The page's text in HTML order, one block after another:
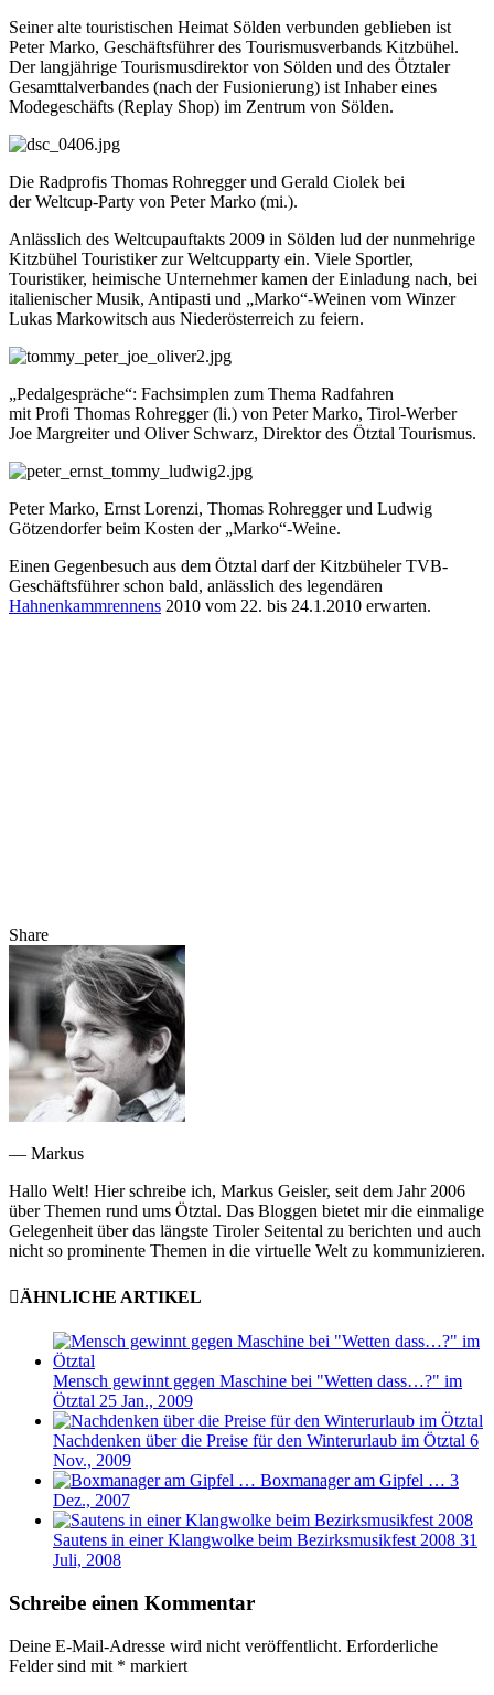
Seiner alte touristischen Heimat Sölden verbunden geblieben ist
Peter Marko, Geschäftsführer des Tourismusverbands Kitzbühel.
Der langjährige Tourismusdirektor von Sölden und des Ötztaler
Gesamttalverbandes (nach der Fusionierung) ist Inhaber eines
Modegeschäfts (Replay Shop) im Zentrum von Sölden.
Die Radprofis Thomas Rohregger und Gerald Ciolek bei
der Weltcup-Party von Peter Marko (mi.).
Anlässlich des Weltcupauftakts 2009 in Sölden lud der nunmehrige
Kitzbühel Touristiker zur Weltcupparty ein. Viele Sportler,
Touristiker, heimische Unternehmer kamen der Einladung nach, bei
italienischer Musik, Antipasti und „Marko“-Weinen vom Winzer
Lukas Markowitsch aus Niederösterreich zu feiern.
„Pedalgespräche“: Fachsimplen zum Thema Radfahren
mit Profi Thomas Rohregger (li.) von Peter Marko, Tirol-Werber
Joe Margreiter und Oliver Schwarz, Direktor des Ötztal Tourismus.
Peter Marko, Ernst Lorenzi, Thomas Rohregger und Ludwig
Götzendorfer beim Kosten der „Marko“-Weine.
Einen Gegenbesuch aus dem Ötztal darf der Kitzbüheler TVB-
Geschäftsführer schon bald, anlässlich des legendären
Hahnenkammrennens 2010 vom 22. bis 24.1.2010 erwarten.
Share
— Markus
Hallo Welt! Hier schreibe ich, Markus Geisler, seit dem Jahr 2006
über Themen rund ums Ötztal. Das Bloggen bietet mir die einmalige
Gelegenheit über das längste Tiroler Seitental zu berichten und auch
nicht so prominente Themen in die virtuelle Welt zu kommunizieren.
ÄHNLICHE ARTIKEL
Mensch gewinnt gegen Maschine bei "Wetten dass…?" im
Ötztal 25 Jan., 2009
Nachdenken über die Preise für den Winterurlaub im Ötztal 6
Nov., 2009
Boxmanager am Gipfel … 3
Dez., 2007
Sautens in einer Klangwolke beim Bezirksmusikfest 2008 31
Juli, 2008
Schreibe einen Kommentar
Deine E-Mail-Adresse wird nicht veröffentlicht. Erforderliche
Felder sind mit * markiert